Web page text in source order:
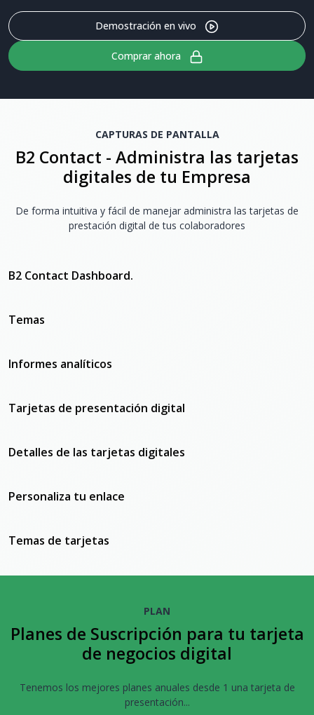
Demostración en vivo
Comprar ahora
CAPTURAS DE PANTALLA
B2 Contact - Administra las tarjetas
digitales de tu Empresa
De forma intuitiva y fácil de manejar administra las tarjetas de
prestación digital de tus colaboradores
B2 Contact Dashboard.
Temas
Informes analíticos
Tarjetas de presentación digital
Detalles de las tarjetas digitales
Personaliza tu enlace
Temas de tarjetas
PLAN
Planes de Suscripción para tu tarjeta
de negocios digital
Tenemos los mejores planes anuales desde 1 una tarjeta de
presentación...